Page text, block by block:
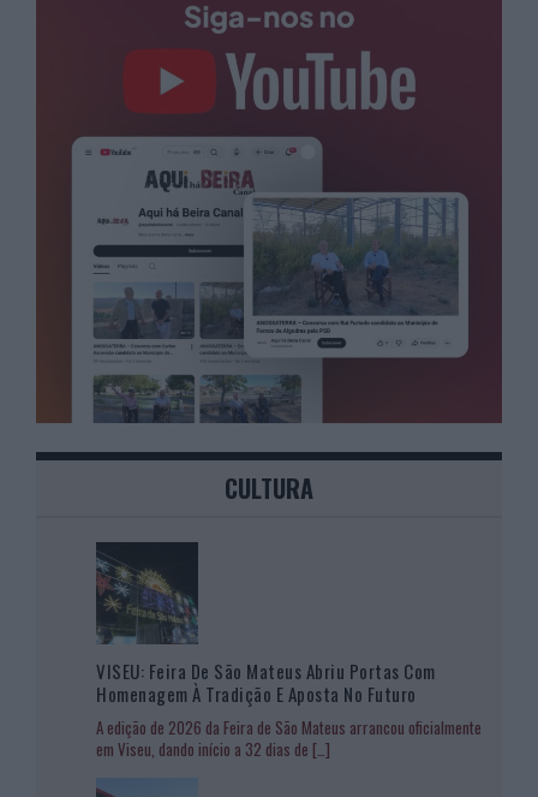
CULTURA
VISEU: Feira De São Mateus Abriu Portas Com
Homenagem À Tradição E Aposta No Futuro
A edição de 2026 da Feira de São Mateus arrancou oficialmente
em Viseu, dando início a 32 dias de […]